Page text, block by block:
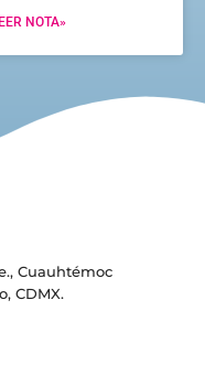
NOTA»
Cuauhtémoc
CDMX.